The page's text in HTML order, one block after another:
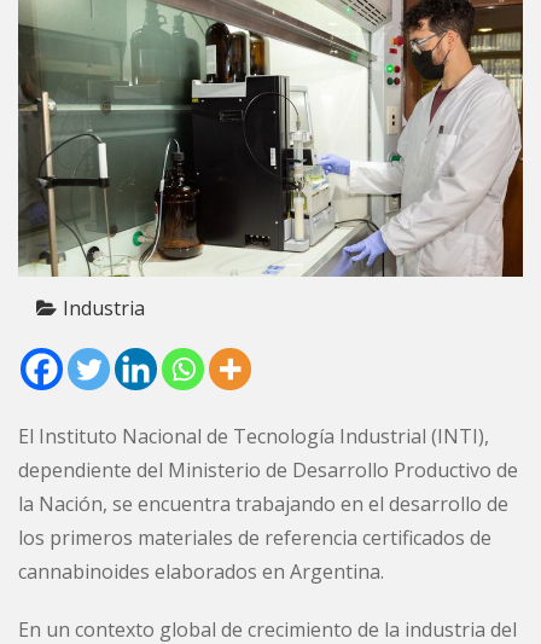
Industria
El Instituto Nacional de Tecnología Industrial (INTI),
dependiente del Ministerio de Desarrollo Productivo de
la Nación, se encuentra trabajando en el desarrollo de
los primeros materiales de referencia certificados de
cannabinoides elaborados en Argentina.
En un contexto global de crecimiento de la industria del